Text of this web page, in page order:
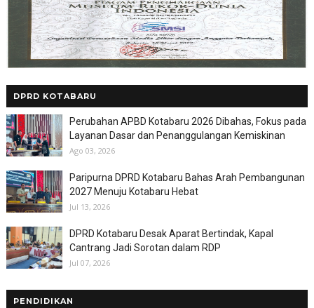
DPRD KOTABARU
Perubahan APBD Kotabaru 2026 Dibahas, Fokus pada
Layanan Dasar dan Penanggulangan Kemiskinan
Ago 03, 2026
Paripurna DPRD Kotabaru Bahas Arah Pembangunan
2027 Menuju Kotabaru Hebat
Jul 13, 2026
DPRD Kotabaru Desak Aparat Bertindak, Kapal
Cantrang Jadi Sorotan dalam RDP
Jul 07, 2026
PENDIDIKAN